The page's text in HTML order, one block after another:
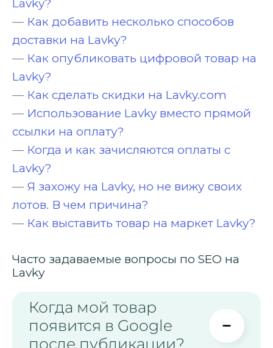
Lavky?
— Как добавить несколько способов
доставки на Lavky?
— Как опубликовать цифровой товар на
Lavky?
— Как сделать скидки на Lavky.com
— Использование Lavky вместо прямой
ссылки на оплату?
— Когда и как зачисляются оплаты с
Lavky?
— Я захожу на Lavky, но не вижу своих
лотов. В чем причина?
— Как выставить товар на маркет Lavky?
Часто задаваемые вопросы по SEO на
Lavky
Когда мой товар
появится в Google
после публикации?